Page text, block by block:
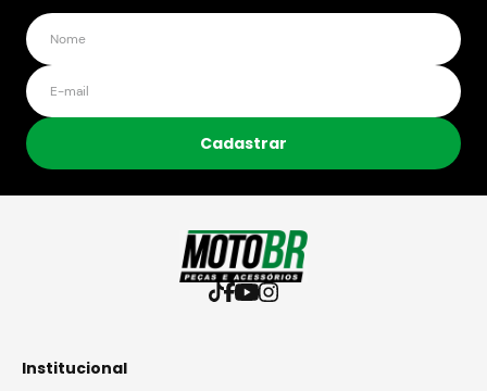
Cadastrar
Institucional